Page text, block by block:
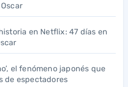
en Netflix: 47 días en
el fenómeno japonés que
de espectadores